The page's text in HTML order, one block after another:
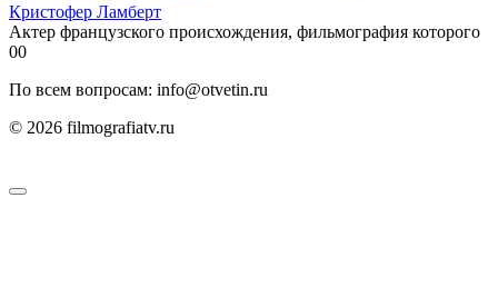
Кристофер Ламберт
Актер французского происхождения, фильмография которого
00
По всем вопросам: info@otvetin.ru
© 2026 filmografiatv.ru